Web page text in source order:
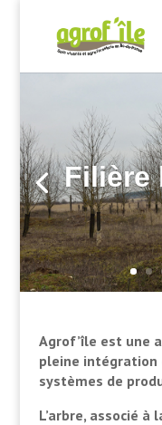
Agrof’île est une
pleine intégration
systèmes de
L’arbre, associé